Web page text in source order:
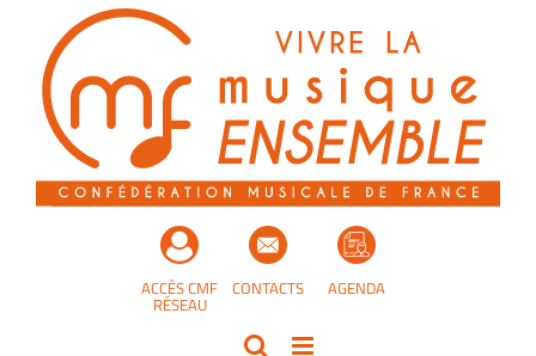
contenu
AGENDA
CONTACTS
ACCÈS CMF
RÉSEAU